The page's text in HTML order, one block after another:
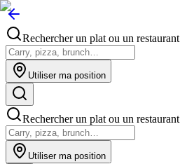
Rechercher un plat ou un restaurant
Utiliser ma position
Rechercher un plat ou un restaurant
Utiliser ma position